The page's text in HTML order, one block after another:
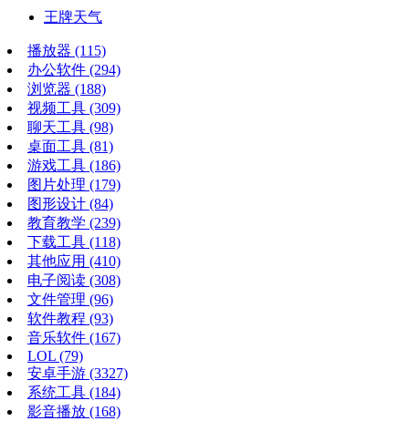
王牌天气
播放器 (115)
办公软件 (294)
浏览器 (188)
视频工具 (309)
聊天工具 (98)
桌面工具 (81)
游戏工具 (186)
图片处理 (179)
图形设计 (84)
教育教学 (239)
下载工具 (118)
其他应用 (410)
电子阅读 (308)
文件管理 (96)
软件教程 (93)
音乐软件 (167)
LOL (79)
安卓手游 (3327)
系统工具 (184)
影音播放 (168)